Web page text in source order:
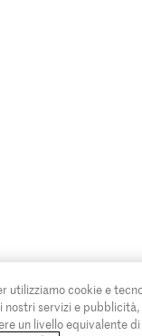
utilizziamo cookie e
nostri servizi e
un livello equivalente